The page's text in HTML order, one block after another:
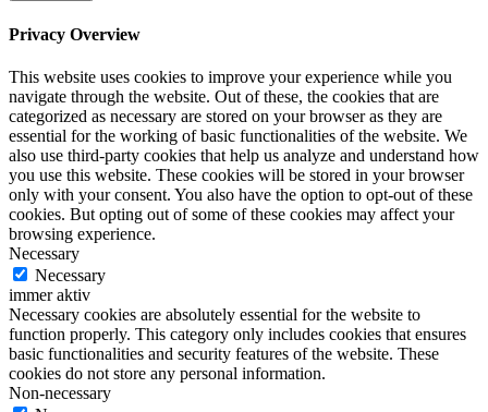
Privacy Overview
This website uses cookies to improve your experience while you
navigate through the website. Out of these, the cookies that are
categorized as necessary are stored on your browser as they are
essential for the working of basic functionalities of the website. We
also use third-party cookies that help us analyze and understand how
you use this website. These cookies will be stored in your browser
only with your consent. You also have the option to opt-out of these
cookies. But opting out of some of these cookies may affect your
browsing experience.
Necessary
Necessary
immer aktiv
Necessary cookies are absolutely essential for the website to
function properly. This category only includes cookies that ensures
basic functionalities and security features of the website. These
cookies do not store any personal information.
Non-necessary